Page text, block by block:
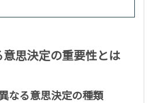
思決定の重要性とは
なる意思決定の種類